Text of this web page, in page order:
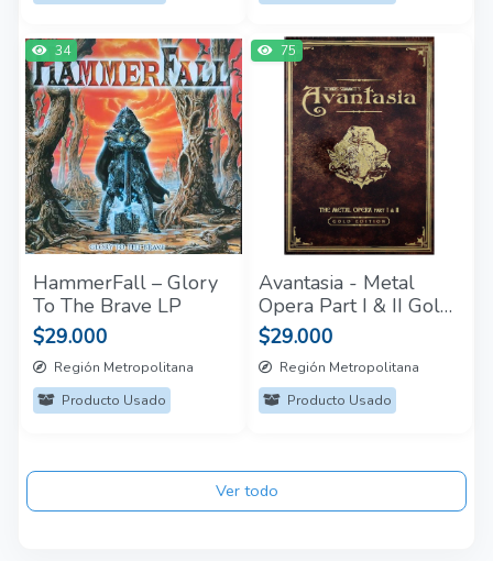
34
HammerFall – Glory
To The Brave LP
$29.000
Región Metropolitana
Producto Usado
75
Avantasia - Metal
Opera Part I & II Gold
Edition Box Set CD
$29.000
Región Metropolitana
Producto Usado
Ver todo